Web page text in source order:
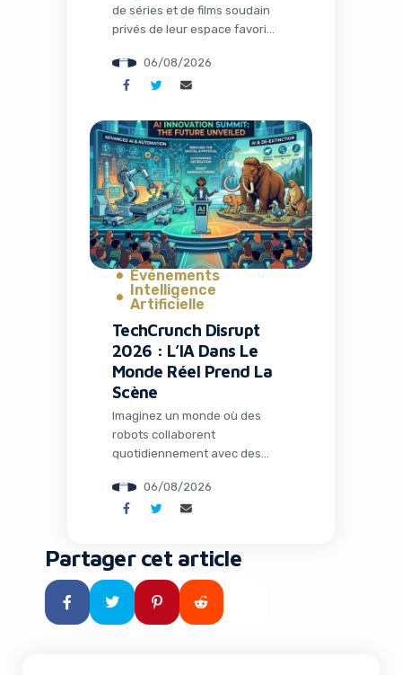
de séries et de films soudain
privés de leur espace favori
partager memes et suivre leurs
visionnages en communauté.
passé avec la fermeture de TV
Time, une application culte qui
avait conquis plus de 26
millions d’installations. Mais
l’histoire ne s’arrête pas […]
06/08/2026
Événements
Intelligence
Artificielle
TechCrunch Disrupt
2026 : L’IA Dans Le
Monde Réel Prend La
Scène
Imaginez un monde où des
robots collaborent
quotidiennement avec des
l’intelligence artificielle opère
loin de tout cloud dans des
où des espèces éteintes depuis
des millénaires pourraient
fouler à nouveau notre planète
grâce à la biologie de synthèse.
Ce n’est plus de la science-
06/08/2026
Partager cet article